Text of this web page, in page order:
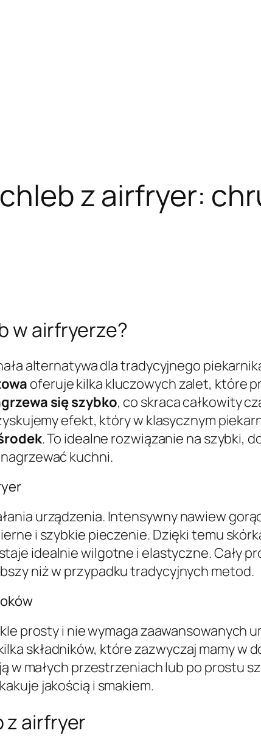
z airfryer:
w airfryerze?
alternatywa dla tradycyjnego
oferuje kilka kluczowych zalet, które
się szybko, co skraca całkowity
efekt, który w klasycznym
. To idealne rozwiązanie na szybki,
kuchni.
urządzenia. Intensywny nawiew
i szybkie pieczenie. Dzięki temu
idealnie wilgotne i elastyczne. Cały
niż w przypadku tradycyjnych metod.
prosty i nie wymaga zaawansowanych
składników, które zazwyczaj mamy w
w małych przestrzeniach lub po prostu
jakością i smakiem.
z airfryer